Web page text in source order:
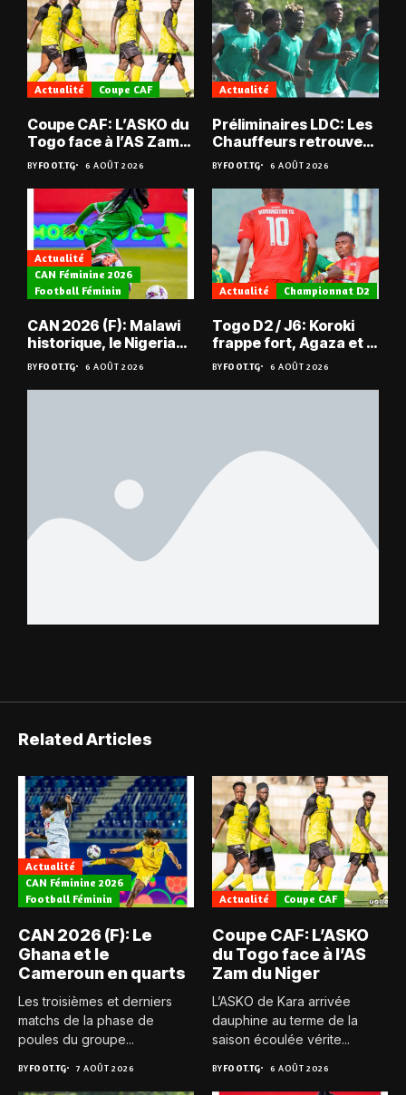
Actualité Coupe CAF
Coupe CAF: L’ASKO du
Togo face à l’AS Zam
du Niger
BYFOOT.TG 6 AOÛT 2026
Actualité
Préliminaires LDC: Les
Chauffeurs retrouvent
les Mimos
BYFOOT.TG 6 AOÛT 2026
Actualité
CAN Féminine 2026
Football Féminin
CAN 2026 (F): Malawi
historique, le Nigeria
sauvé, la Zambie
éliminée
BYFOOT.TG 6 AOÛT 2026
Actualité Championnat D2
Togo D2 / J6: Koroki
frappe fort, Agaza et la
JCA assurent,
suspense avant Sara
FC – Doumbé FC
BYFOOT.TG 6 AOÛT 2026
Related Articles
Actualité
CAN Féminine 2026
Football Féminin
CAN 2026 (F): Le
Ghana et le
Cameroun en quarts
Les troisièmes et derniers
matchs de la phase de
poules du groupe...
BYFOOT.TG 7 AOÛT 2026
Actualité Coupe CAF
Coupe CAF: L’ASKO
du Togo face à l’AS
Zam du Niger
L’ASKO de Kara arrivée
dauphine au terme de la
saison écoulée vérite...
BYFOOT.TG 6 AOÛT 2026